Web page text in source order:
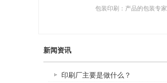
包装印刷：产品的包装专家
新闻资讯
印刷厂主要是做什么？